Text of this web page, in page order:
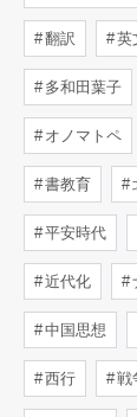
翻訳 英
多和田葉子
オノマトペ
書教育
平安時代
近代化
中国思想
西行 戦